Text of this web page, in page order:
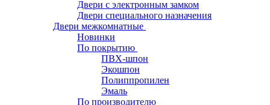
Двери с электронным замком
Двери специального назначения
Двери межкомнатные
Новинки
По покрытию
ПВХ-шпон
Экошпон
Полиппропилен
Эмаль
По производителю